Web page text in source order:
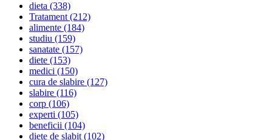
dieta (338)
Tratament(212)
alimente (184)
studiu (159)
sanatate (157)
diete (153)
medici (150)
cura de slabire (127)
slabire (116)
corp (106)
experti (105)
beneficii (104)
diete de slabit(102)